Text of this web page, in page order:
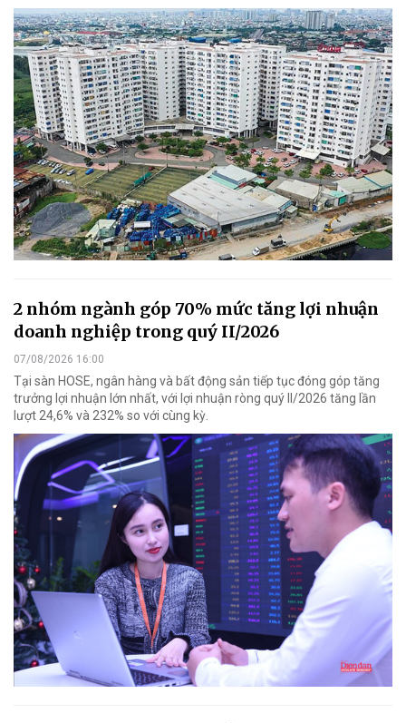
2 nhóm ngành góp 70% mức tăng lợi nhuận
doanh nghiệp trong quý II/2026
07/08/2026 16:00
Tại sàn HOSE, ngân hàng và bất động sản tiếp tục đóng góp tăng
trưởng lợi nhuận lớn nhất, với lợi nhuận ròng quý II/2026 tăng lần
lượt 24,6% và 232% so với cùng kỳ.